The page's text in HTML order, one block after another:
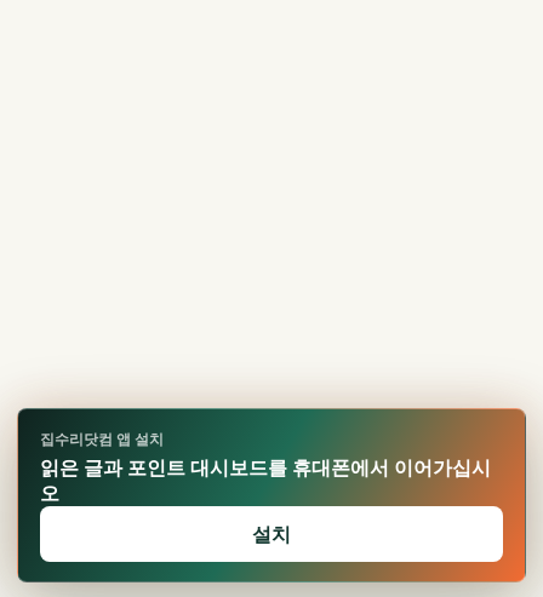
집수리닷컴 앱 설치
읽은 글과 포인트 대시보드를 휴대폰에서 이어가십시
오
설치